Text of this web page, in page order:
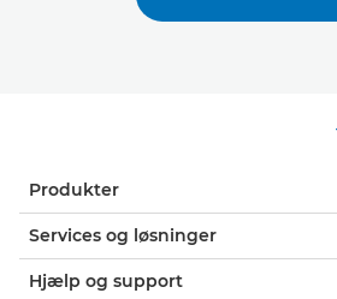
Produkter
Services og løsninger
Hjælp og support